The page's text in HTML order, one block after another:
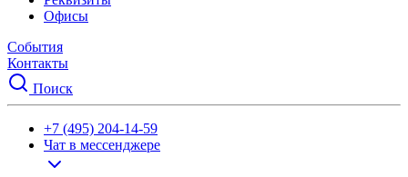
Офисы
События
Контакты
Поиск
+7 (495) 204-14-59
Чат в мессенджере